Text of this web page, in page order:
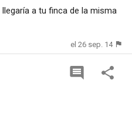
a tu finca de la misma
el 26 sep. 14